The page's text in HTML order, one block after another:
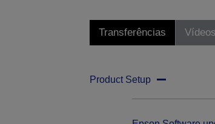
Transferências Vídeos
Product Setup